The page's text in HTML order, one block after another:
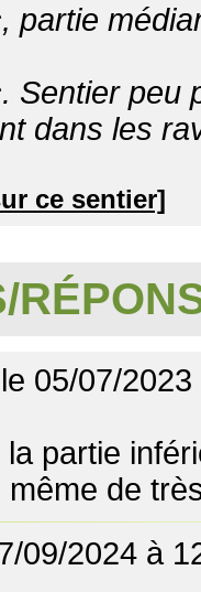
partie
Sentier peu
dans les
ce sentier]
05/07/
partie
de
09/2024 à